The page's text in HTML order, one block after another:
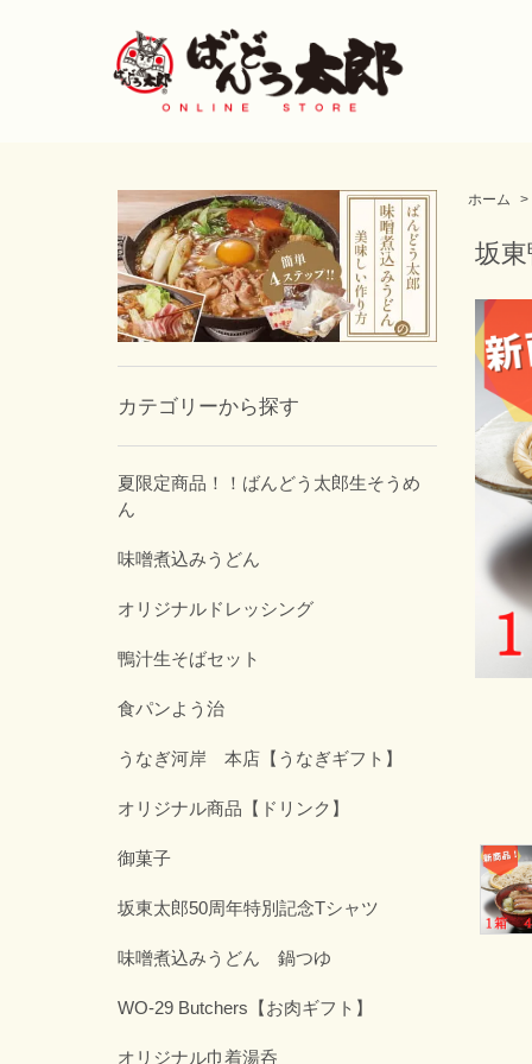
ホーム >
坂
カテゴリーから探す
夏限定商品！！ばんどう太郎生そうめ
ん
味噌煮込みうどん
オリジナルドレッシング
鴨汁生そばセット
食パンよう治
うなぎ河岸 本店【うなぎギフト】
オリジナル商品【ドリンク】
御菓子
坂東太郎50周年特別記念Tシャツ
味噌煮込みうどん 鍋つゆ
WO-29 Butchers【お肉ギフト】
オリジナル巾着湯呑